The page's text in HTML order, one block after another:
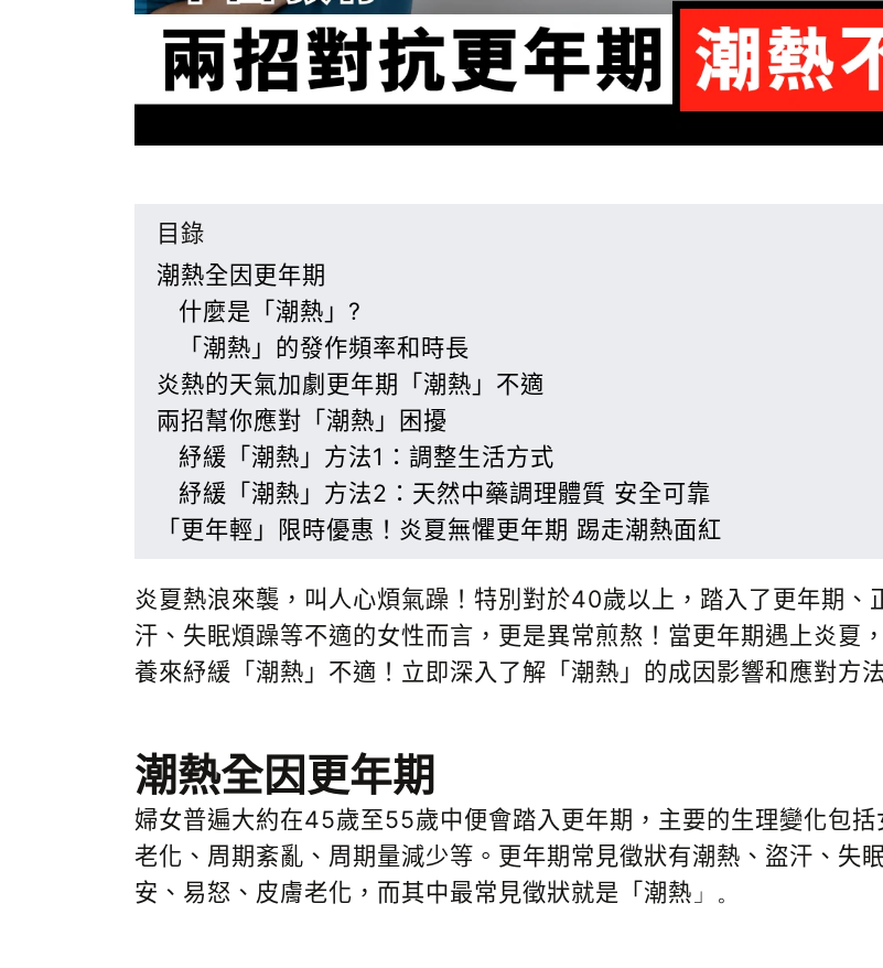
目錄
潮熱全因更年期
什麼是「潮熱」?
「潮熱」的發作頻率和時長
炎熱的天氣加劇更年期「潮熱」不適
兩招幫你應對「潮熱」困擾
紓緩「潮熱」方法1：調整生活方式
紓緩「潮熱」方法2：天然中藥調理體質 安全可靠
「更年輕」限時優惠！炎夏無懼更年期 踢走潮熱面紅
炎夏熱浪來襲，叫人心煩氣躁！特別對於40歲以上，踏入了更年期、
汗、失眠煩躁等不適的女性而言，更是異常煎熬！當更年期遇上炎夏
養來紓緩「潮熱」不適！立即深入了解「潮熱」的成因影響和應對方
潮熱全因更年期
婦女普遍大約在45歲至55歲中便會踏入更年期，主要的生理變化包括
老化、周期紊亂、周期量減少等。更年期常見徵狀有潮熱、盜汗、失
安、易怒、皮膚老化，而其中最常見徵狀就是「潮熱 」。